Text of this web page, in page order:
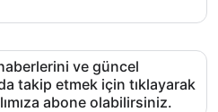
ve güncel
takip etmek için tıklayarak
abone olabilirsiniz.